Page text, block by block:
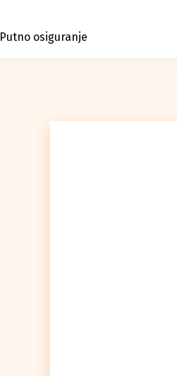
Putno osiguranje